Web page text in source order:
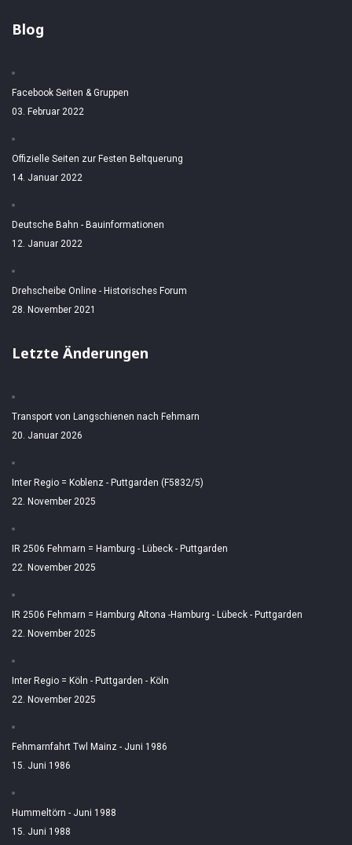
Blog
Facebook Seiten & Gruppen
03. Februar 2022
Offizielle Seiten zur Festen Beltquerung
14. Januar 2022
Deutsche Bahn - Bauinformationen
12. Januar 2022
Drehscheibe Online - Historisches Forum
28. November 2021
Letzte Änderungen
Transport von Langschienen nach Fehmarn
20. Januar 2026
Inter Regio = Koblenz - Puttgarden (F5832/5)
22. November 2025
IR 2506 Fehmarn = Hamburg - Lübeck - Puttgarden
22. November 2025
IR 2506 Fehmarn = Hamburg Altona -Hamburg - Lübeck - Puttgarden
22. November 2025
Inter Regio = Köln - Puttgarden - Köln
22. November 2025
Fehmarnfahrt Twl Mainz - Juni 1986
15. Juni 1986
Hummeltörn - Juni 1988
15. Juni 1988